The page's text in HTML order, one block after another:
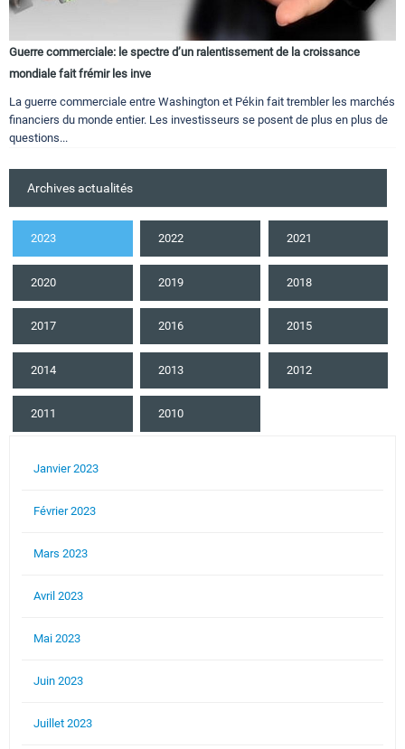
Guerre commerciale: le spectre d’un ralentissement de la croissance
mondiale fait frémir les inve
La guerre commerciale entre Washington et Pékin fait trembler les marchés
financiers du monde entier. Les investisseurs se posent de plus en plus de
questions...
Archives actualités
2023 2022 2021
2020 2019 2018
2017 2016 2015
2014 2013 2012
2011 2010
Janvier 2023
Février 2023
Mars 2023
Avril 2023
Mai 2023
Juin 2023
Juillet 2023